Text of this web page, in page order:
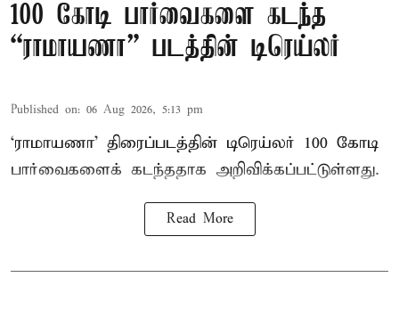
100 கோடி பார்வைகளை கடந்த
“ராமாயணா” படத்தின் டிரெய்லர்
Published on: 06 Aug 2026, 5:13 pm
‘ராமாயணா’ திரைப்படத்தின் டிரெய்லர் 100 கோடி
பார்வைகளைக் கடந்ததாக அறிவிக்கப்பட்டுள்ளது.
Read More